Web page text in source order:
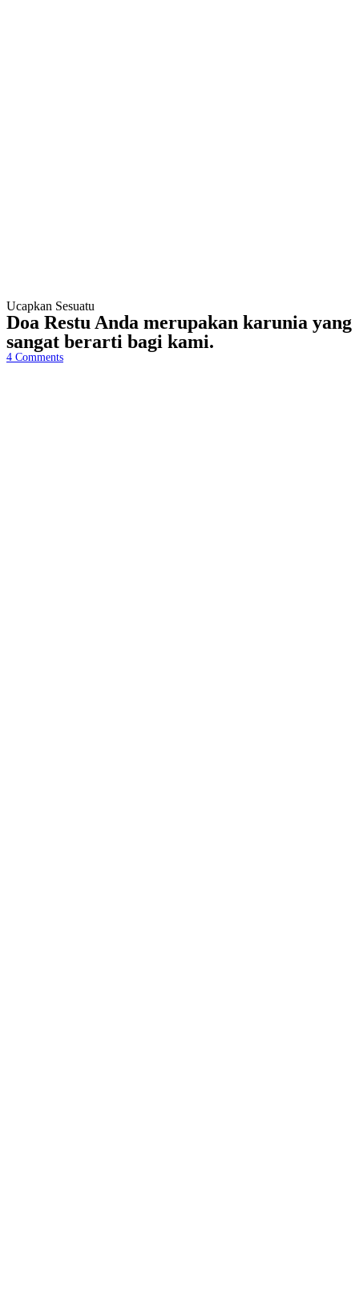
Ucapkan Sesuatu
Doa Restu Anda merupakan karunia yang
sangat berarti bagi kami.
4 Comments